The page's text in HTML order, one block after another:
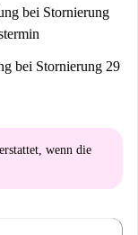
bei Stornierung
bei Stornierung 29
, wenn die